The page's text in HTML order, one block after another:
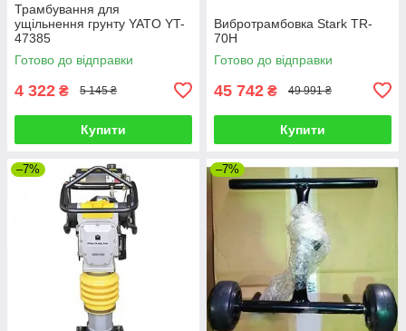
Трамбування для
ущільнення грунту YATO YT-
47385
Готово до відправки
4 322 ₴ 5 145 ₴
Купити
Вибротрамбовка Stark TR-
70H
Готово до відправки
45 742 ₴ 49 991 ₴
Купити
–7% –7%